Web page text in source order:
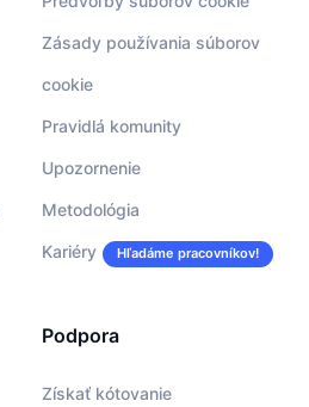
Zásady používania súborov
cookie
Pravidlá komunity
Upozornenie
Metodológia
Kariéry Hľadáme pracovníkov!
Podpora
Získať kótovanie